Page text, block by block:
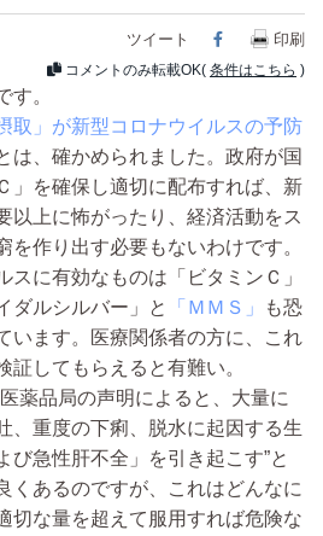
ツイート Facebook
印刷
コメントのみ転載OK( 条件はこちら )
す。
取」が新型コロナウイルスの予防
は、確かめられました。政府が国
」を確保し適切に配布すれば、新
以上に怖がったり、経済活動をス
を作り出す必要もないわけです。
に有効なものは「ビタミンＣ」
ダルシルバー」と
「ＭＭＳ」
も恐
います。医療関係者の方に、これ
証してもらえると有難い。
薬品局の声明によると、大量に
、重度の下痢、脱水に起因する生
び急性肝不全」を引き起こす”と
くあるのですが、これはどんなに
切な量を超えて服用すれば危険な